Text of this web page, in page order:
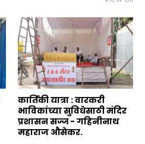
कार्तिकी यात्रा : वारकरी
भाविकांच्या सुविधेसाठी मंदिर
प्रशासन सज्ज - गहिनीनाथ
महाराज औसेकर.